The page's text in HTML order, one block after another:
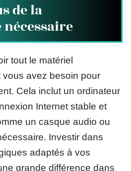
de la
tout le matériel
avez besoin pour
Cela inclut un ordinateur
Internet stable et
un casque audio ou
Investir dans
adaptés à vos
grande différence dans